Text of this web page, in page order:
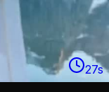
27s